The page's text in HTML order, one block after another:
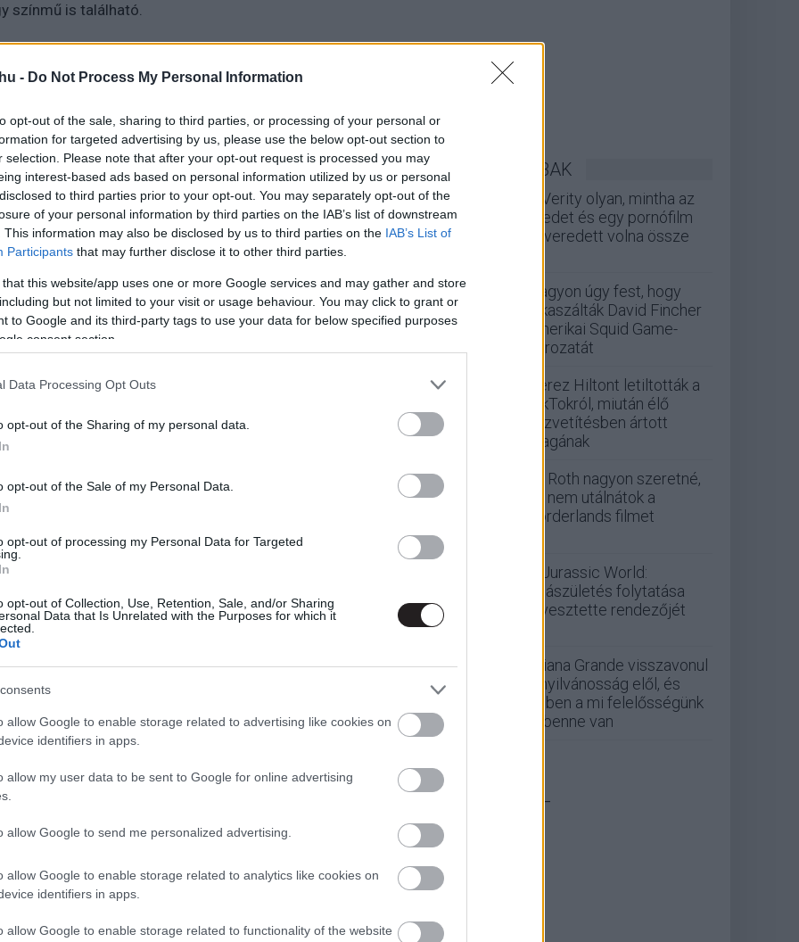
- Do Not Process My Personal Information
opt-out of the sale, sharing to third parties, or processing of your personal or
for targeted advertising by us, please use the below opt-out section to
selection. Please note that after your opt-out request is processed you may
interest-based ads based on personal information utilized by us or personal
to third parties prior to your opt-out. You may separately opt-out of the
of your personal information by third parties on the IAB’s list of downstream
This information may also be disclosed by us to third parties on the IAB’s List of
Participants that may further disclose it to other third parties.
that this website/app uses one or more Google services and may gather and store
but not limited to your visit or usage behaviour. You may click to grant or
to Google and its third-party tags to use your data for below specified purposes
consent section.
Data Processing Opt Outs
opt-out of the Sharing of my personal data.
opt-out of the Sale of my Personal Data.
opt-out of processing my Personal Data for Targeted
opt-out of Collection, Use, Retention, Sale, and/or Sharing
Data that Is Unrelated with the Purposes for which it
allow Google to enable storage related to advertising like cookies on
identifiers in apps.
allow my user data to be sent to Google for online advertising
allow Google to send me personalized advertising.
allow Google to enable storage related to analytics like cookies on
identifiers in apps.
allow Google to enable storage related to functionality of the website
színmű is található.
Kiadógondozásában.
Tetszik
Éjszakai cirkusz
és garantálom, hogy többet nem
világ!
el, ahol azelőtt még soha nem jártál! A hatalmas,
ejtő produkcióival és egyedülálló fellépőivel örökre
színfalak mögött azonban olyan harcok és
a leghalványabb sejtelme sincs. Celia és
építenek be a cirkuszba lélegzetelállító
nevelték őket. Mestereik párviadaluk helyszínéül
aki a leglátványosabb varázslatokat hajtja végre.
ragadó, hangulatos helyszín. A fekete fehér
bejárható, csodákat rejtő sátrak emberek milliót
és Marco évről évre újabb varázslatos helyszínnel
inkább egymás elbűvölését, mint legyőzését
a varázslat, ami a cirkuszhoz és a játékhoz köti
Versenyük pedig egyre veszélyesebb lesz, nem
LEGOLVASOTTABBAK
A Verity olyan, mintha az
Eredet és egy pornófilm
keveredett volna össze
Nagyon úgy fest, hogy
elkaszálták David Fincher
amerikai Squid Game-
sorozatát
Perez Hiltont letiltották a
TikTokról, miután élő
közvetítésben ártott
magának
Eli Roth nagyon szeretné,
ha nem utálnátok a
Borderlands filmet
A Jurassic World:
Újjászületés folytatása
elvesztette rendezőjét
Ariana Grande visszavonul
a nyilvánosság elől, és
ebben a mi felelősségünk
is benne van